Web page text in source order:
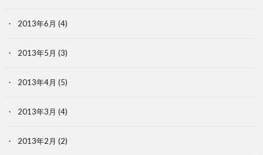
2013年6月 (4)
2013年5月 (3)
2013年4月 (5)
2013年3月 (4)
2013年2月 (2)